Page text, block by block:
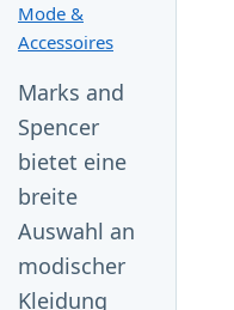
Mode &
Accessoires
Marks and
Spencer
bietet eine
breite
Auswahl an
modischer
Kleidung